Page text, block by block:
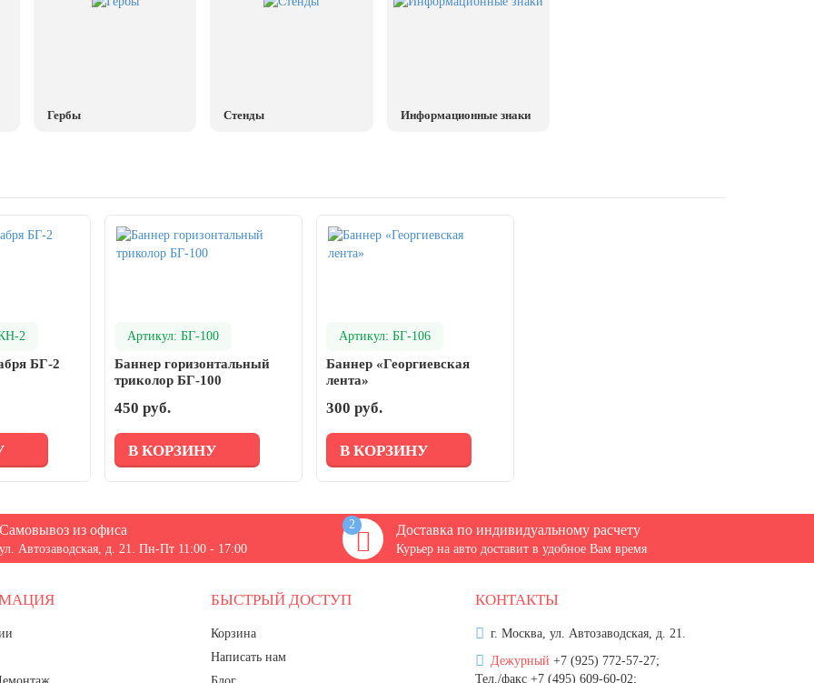
Гербы Стенды Информационные знаки
2
БГ-2
Артикул: БГ-100
Баннер горизонтальный
триколор БГ-100
450 руб.
В КОРЗИНУ
Артикул: БГ-106
Баннер «Георгиевская
лента»
300 руб.
В КОРЗИНУ
Самовывоз из офиса
ул. Автозаводская, д. 21. Пн-Пт 11:00 - 17:00
2 Доставка по индивидуальному расчету
Курьер на авто доставит в удобное Вам время
БЫСТРЫЙ ДОСТУП
Корзина
Написать нам
КОНТАКТЫ
г. Москва, ул. Автозаводская, д. 21.
Дежурный +7 (925) 772-57-27;
Тел./факс +7 (495) 609-60-02;